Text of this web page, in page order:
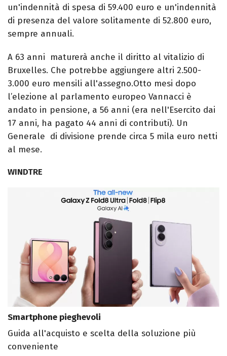
un'indennità di spesa di 59.400 euro e un'indennità
di presenza del valore solitamente di 52.800 euro,
sempre annuali.
A 63 anni maturerà anche il diritto al vitalizio di
Bruxelles. Che potrebbe aggiungere altri 2.500-
3.000 euro mensili all'assegno.Otto mesi dopo
l’elezione al parlamento europeo Vannacci è
andato in pensione, a 56 anni (era nell'Esercito dai
17 anni, ha pagato 44 anni di contributi). Un
Generale di divisione prende circa 5 mila euro netti
al mese.
WINDTRE
Smartphone pieghevoli
Guida all'acquisto e scelta della soluzione più
conveniente